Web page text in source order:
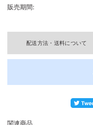
販売期間:
配送方法・送料について
関連商品